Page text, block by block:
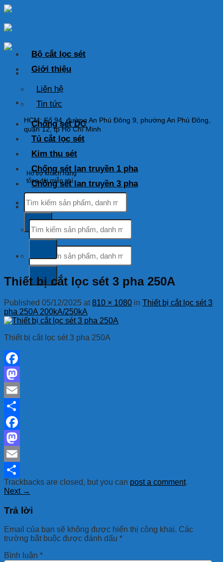
Skip
content
HOTLINE: 0925 038 097
HCM: Số 94, đường An Phú Đông 9, phường An Phú Đông,
quận 12, tp Hồ Chí Minh
Hỗ trợ khách hàng
tổng đài miễn phí
Tìm
kiếm:
kiếm:
Bộ cắt lọc sét
Giới thiệu
Liên hệ
Tin tức
Chống sét DC
Tủ cắt lọc sét
Kim thu sét
Chống sét lan truyền 1 pha
Chống sét lan truyền 3 pha
Tìm
kiếm:
Thiết bị cắt lọc sét 3 pha 250A
Published 05/12/2025 at810 × 1080 in Thiết bị cắt lọc sét 3
pha 250A 200kA/250kA
Thiết bị cắt lọc sét 3 pha 250A
Facebook
Mastodon
Email
Share
Facebook
Mastodon
Email
Share
Trackbacks are closed, but you can post a comment.
Next →
Trả lời
Email của bạn sẽ không được hiển thị công khai. Các
trường bắt buộc được đánh dấu *
Bình luận *